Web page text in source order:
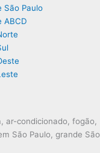
São Paulo
ABCD
ar-condicionado, fogão,
São Paulo, grande São